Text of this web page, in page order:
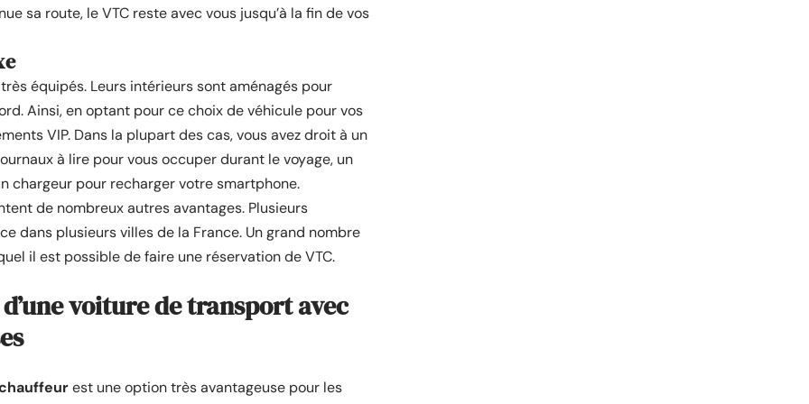
sa route, le VTC reste avec vous jusqu’à la fin de vos
équipés. Leurs intérieurs sont aménagés pour
Ainsi, en optant pour ce choix de véhicule pour vos
VIP. Dans la plupart des cas, vous avez droit à un
à lire pour vous occuper durant le voyage, un
chargeur pour recharger votre smartphone.
de nombreux autres avantages. Plusieurs
dans plusieurs villes de la France. Un grand nombre
il est possible de faire une réservation de VTC.
voiture de transport avec
est une option très avantageuse pour les